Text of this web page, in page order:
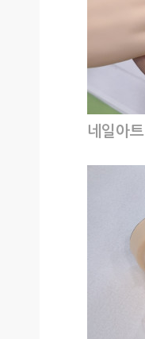
네일아트